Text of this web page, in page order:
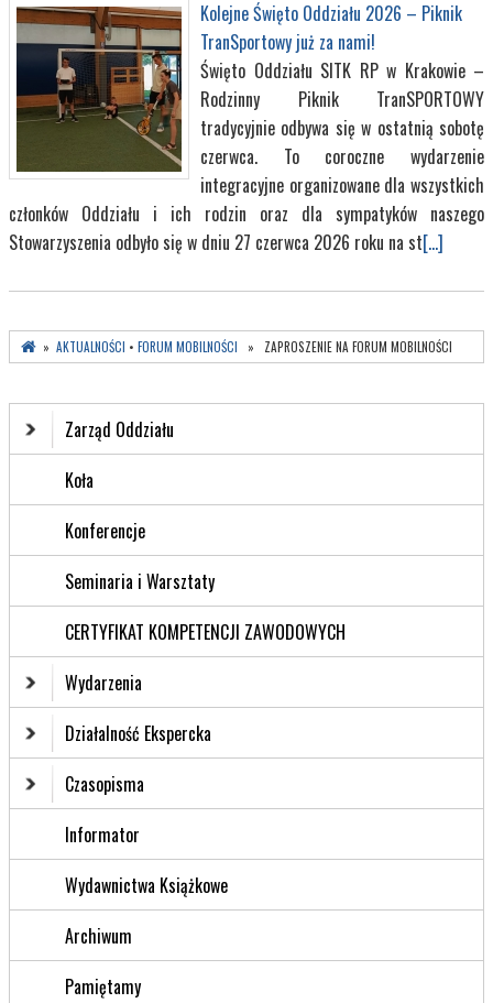
Kolejne Święto Oddziału 2026 – Piknik
TranSportowy już za nami!
Święto Oddziału SITK RP w Krakowie –
Rodzinny Piknik TranSPORTOWY
tradycyjnie odbywa się w ostatnią sobotę
czerwca. To coroczne wydarzenie
integracyjne organizowane dla wszystkich
członków Oddziału i ich rodzin oraz dla sympatyków naszego
Stowarzyszenia odbyło się w dniu 27 czerwca 2026 roku na st[...]
» AKTUALNOŚCI • FORUM MOBILNOŚCI » ZAPROSZENIE NA FORUM MOBILNOŚCI
Zarząd Oddziału
Koła
Konferencje
Seminaria i Warsztaty
CERTYFIKAT KOMPETENCJI ZAWODOWYCH
Wydarzenia
Działalność Ekspercka
Czasopisma
Informator
Wydawnictwa Książkowe
Archiwum
Pamiętamy